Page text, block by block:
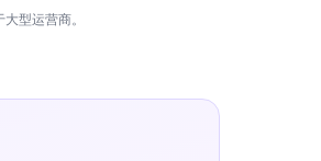
型运营商。